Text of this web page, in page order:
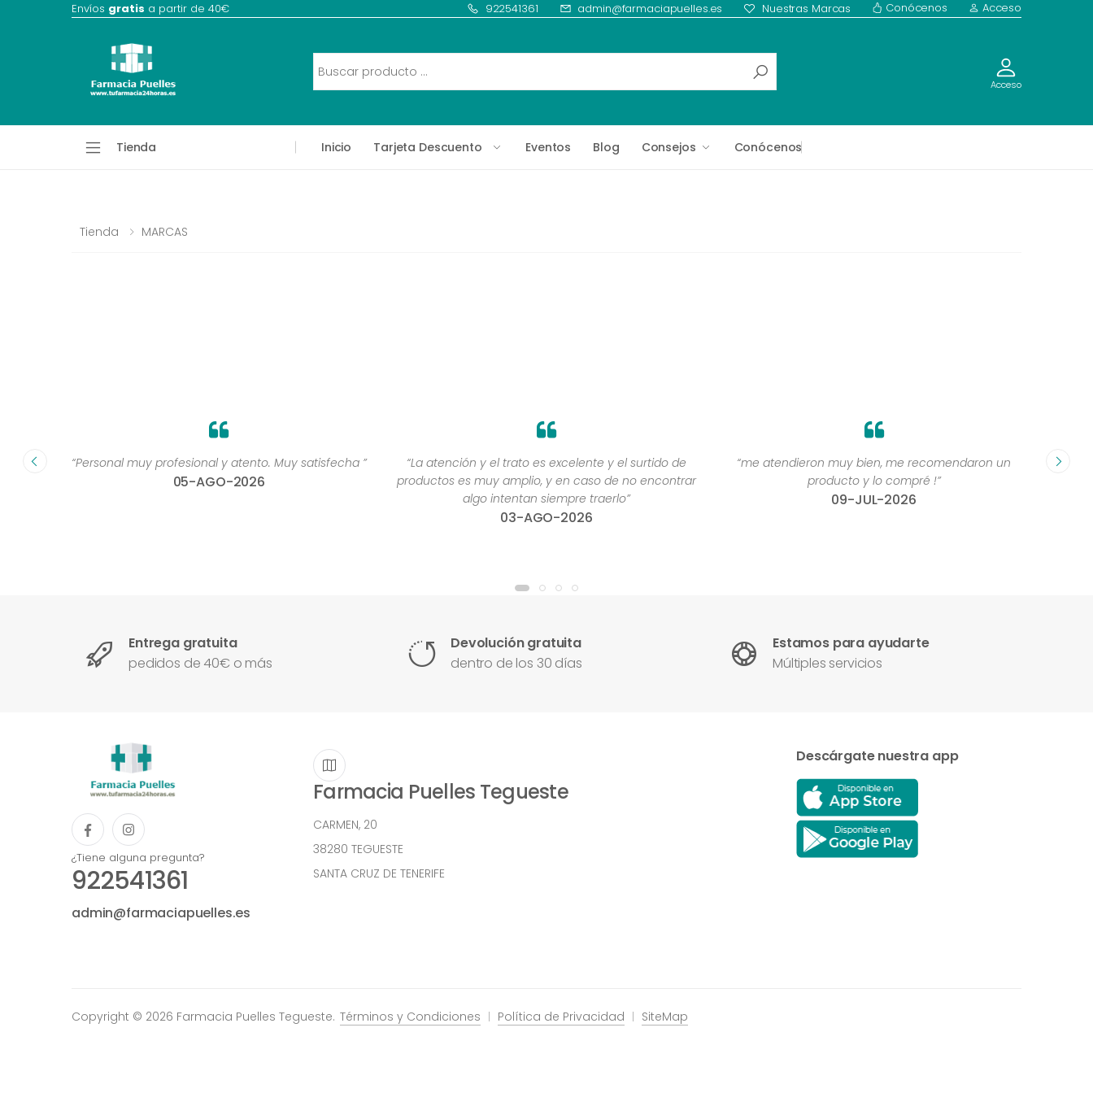
Envíos gratis a partir de 40€ 922541361 admin@farmaciapuelles.es Nuestras Marcas Conócenos Acceso
Acceso
Tienda Inicio Tarjeta Descuento Eventos Blog Consejos Conócenos
Tienda MARCAS
muy “Personal muy profesional y atento. Muy satisfecha ”
05-AGO-2026
“La atención y el trato es excelente y el surtido de
productos es muy amplio, y en caso de no encontrar
algo intentan siempre traerlo”
03-AGO-2026
“me atendieron muy bien, me recomendaron un
producto y lo compré !”
09-JUL-2026
Entrega gratuita
pedidos de 40€ o más
Devolución gratuita
dentro de los 30 días
Estamos para ayudarte
Múltiples servicios
¿Tiene alguna pregunta?
922541361
admin@farmaciapuelles.es
Farmacia Puelles Tegueste
CARMEN, 20
38280 TEGUESTE
SANTA CRUZ DE TENERIFE
Descárgate nuestra app
Copyright © 2026 Farmacia Puelles Tegueste. Términos y Condiciones Política de Privacidad SiteMap